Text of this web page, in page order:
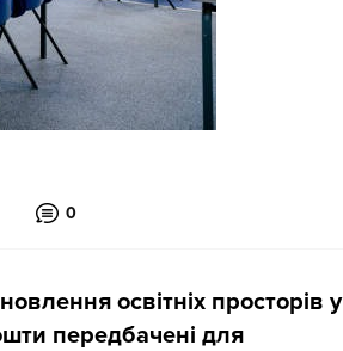
0
освітніх просторів у
передбачені для